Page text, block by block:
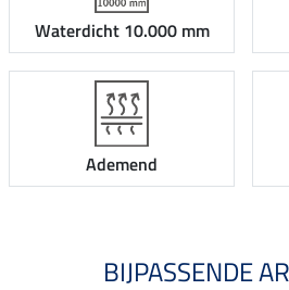
Waterdicht 10.000 mm
Ademend
BIJPASSENDE